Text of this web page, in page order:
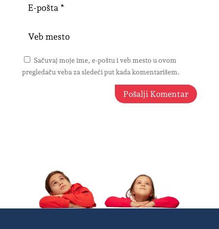
Sačuvaj moje ime, e-poštu i veb mesto u ovom
pregledaču veba za sledeći put kada komentarišem.
Pošalji Komentar